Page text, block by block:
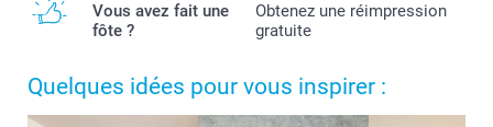
Vous avez fait une
fôte ?
Obtenez une réimpression
gratuite
Quelques idées pour vous inspirer :